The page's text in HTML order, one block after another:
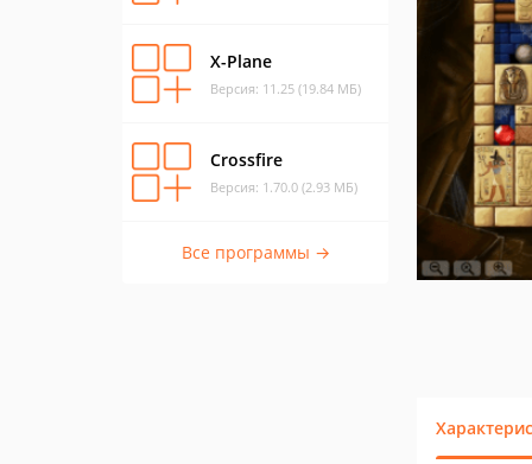
X-Plane
Версия: 11.25 (19.84 МБ)
Crossfire
Версия: 1.70.0 (2.93 МБ)
Все программы →